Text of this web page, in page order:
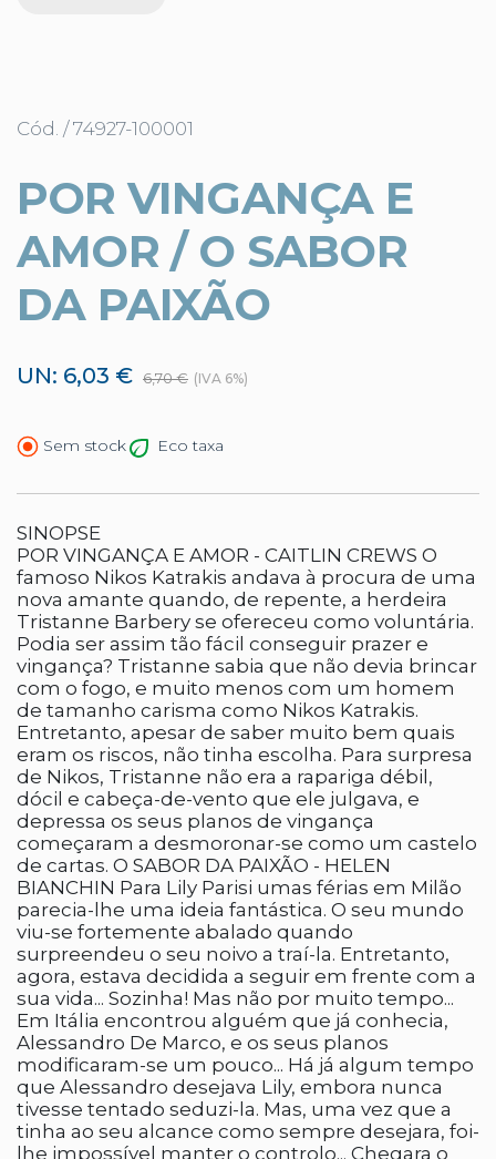
Cód. / 74927-100001
POR VINGANÇA E
AMOR / O SABOR
DA PAIXÃO
UN: 6,03 € 6,70 € (IVA 6%)
Sem stock Eco taxa
SINOPSE
POR VINGANÇA E AMOR - CAITLIN CREWS O
famoso Nikos Katrakis andava à procura de uma
nova amante quando, de repente, a herdeira
Tristanne Barbery se ofereceu como voluntária.
Podia ser assim tão fácil conseguir prazer e
vingança? Tristanne sabia que não devia brincar
com o fogo, e muito menos com um homem
de tamanho carisma como Nikos Katrakis.
Entretanto, apesar de saber muito bem quais
eram os riscos, não tinha escolha. Para surpresa
de Nikos, Tristanne não era a rapariga débil,
dócil e cabeça-de-vento que ele julgava, e
depressa os seus planos de vingança
começaram a desmoronar-se como um castelo
de cartas. O SABOR DA PAIXÃO - HELEN
BIANCHIN Para Lily Parisi umas férias em Milão
parecia-lhe uma ideia fantástica. O seu mundo
viu-se fortemente abalado quando
surpreendeu o seu noivo a traí-la. Entretanto,
agora, estava decidida a seguir em frente com a
sua vida... Sozinha! Mas não por muito tempo...
Em Itália encontrou alguém que já conhecia,
Alessandro De Marco, e os seus planos
modificaram-se um pouco... Há já algum tempo
que Alessandro desejava Lily, embora nunca
tivesse tentado seduzi-la. Mas, uma vez que a
tinha ao seu alcance como sempre desejara, foi-
lhe impossível manter o controlo... Chegara o